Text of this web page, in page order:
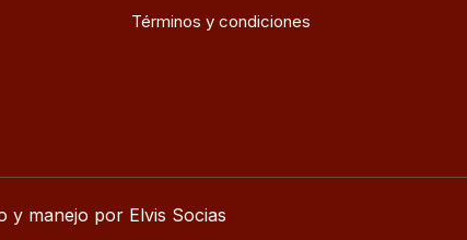
Términos y condiciones
y manejo por Elvis Socias